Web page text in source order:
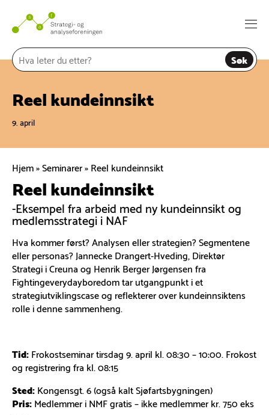
innhold
Søk
Reel kundeinnsikt
9. april
Hjem»Seminarer»Reel kundeinnsikt
Reel kundeinnsikt
-Eksempel fra arbeid med ny kundeinnsikt og
medlemsstrategi i NAF
Hva kommer først? Analysen eller strategien? Segmentene
eller personas? Jannecke Drangert-Hveding, Direktør
Strategi i Creuna og Henrik Berger Jørgensen fra
Fightingeverydayboredom tar utgangpunkt i et
strategiutviklingscase og reflekterer over kundeinnsiktens
rolle i denne sammenheng.
Tid:Frokostseminar tirsdag 9. april kl. 08:30 – 10:00. Frokost
og registrering fra kl. 08:15
Sted:Kongensgt. 6 (også kalt Sjøfartsbygningen)
Pris:Medlemmer i NMF gratis – ikke medlemmer kr. 750 eks